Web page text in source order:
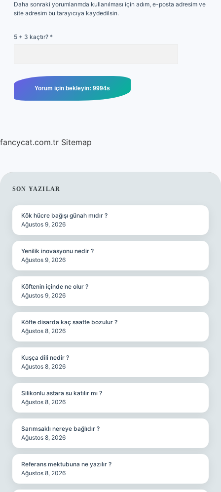
Daha sonraki yorumlarımda kullanılması için adım, e-posta adresim ve
site adresim bu tarayıcıya kaydedilsin.
5 + 3 kaçtır? *
fancycat.com.tr Sitemap
SIDEBAR
SON YAZILAR
Kök hücre bağışı günah mıdır ?
Ağustos 9, 2026
Yenilik inovasyonu nedir ?
Ağustos 9, 2026
Köftenin içinde ne olur ?
Ağustos 9, 2026
Köfte disarda kaç saatte bozulur ?
Ağustos 8, 2026
Kuşça dili nedir ?
Ağustos 8, 2026
Silikonlu astara su katılır mı ?
Ağustos 8, 2026
Sarımsaklı nereye bağlıdır ?
Ağustos 8, 2026
Referans mektubuna ne yazılır ?
Ağustos 8, 2026